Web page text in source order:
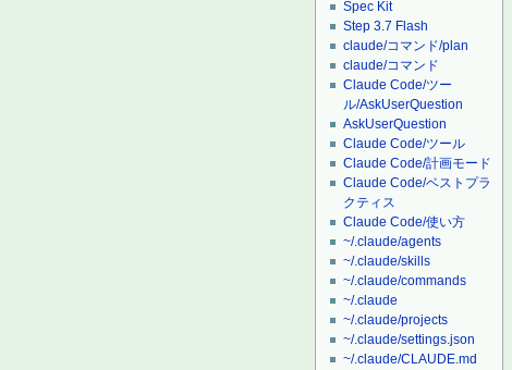
Spec Kit
Step 3.7 Flash
claude/コマンド/plan
claude/コマンド
Claude Code/ツー
ル/AskUserQuestion
AskUserQuestion
Claude Code/ツール
Claude Code/計画モード
Claude Code/ベストプラ
クティス
Claude Code/使い方
~/.claude/agents
~/.claude/skills
~/.claude/commands
~/.claude
~/.claude/projects
~/.claude/settings.json
~/.claude/CLAUDE.md